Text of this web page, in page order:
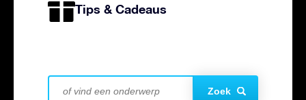
Tips & Cadeaus
Zoek